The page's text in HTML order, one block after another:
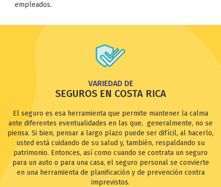
empleados.
VARIEDAD DE
SEGUROS EN COSTA RICA
El seguro es esa herramienta que permite mantener la calma
ante diferentes eventualidades en las que, generalmente, no se
piensa. Si bien, pensar a largo plazo puede ser difícil, al hacerlo,
usted está cuidando de su salud y, también, respaldando su
patrimonio. Entonces, así como cuando se contrata un seguro
para un auto o para una casa, el seguro personal se convierte
en una herramienta de planificación y de prevención contra
imprevistos.